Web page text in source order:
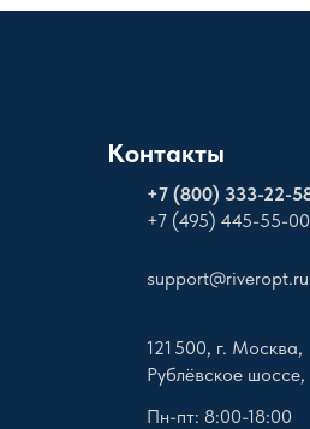
Контакты
+7 (800) 333-22-
+7 (495) 445-55-00
support@riveropt.ru
121 500, г. Москва,
Рублёвское шоссе,
Пн-пт: 8:00-18:00